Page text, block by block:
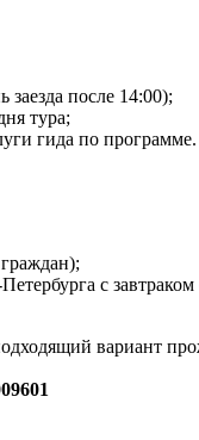
после 14:00);
тура;
гида по программе.
с
вариант